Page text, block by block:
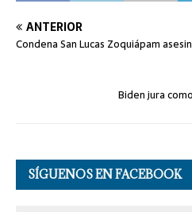
ANTERIOR
Condena San Lucas Zoquiápam
Biden jura
SÍGUENOS EN FACEBOOK